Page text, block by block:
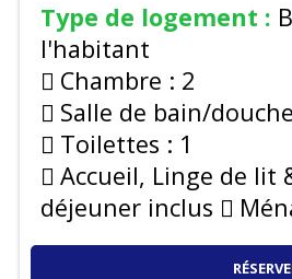
Type de logement :
l'habitant
Chambre : 2
Salle de bain/
Toilettes : 1
Accueil, Linge de lit
déjeuner inclus